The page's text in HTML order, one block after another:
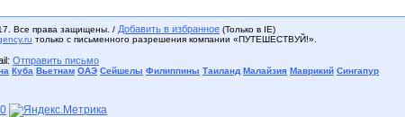
Все права защищены. / Добавить в избранное (Только в IE)
только с письменного разрешения компании «ПУТЕШЕСТВУЙ!».
Отправить письмо
Куба Вьетнам ОАЭ Сейшелы Филиппины Таиланд Малайзия Маврикий Сингапур